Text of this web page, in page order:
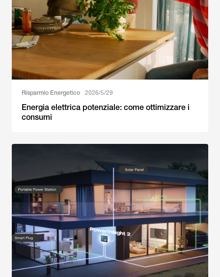
Risparmio Energetico 2026/5/29
Energia elettrica potenziale: come ottimizzare i
consumi